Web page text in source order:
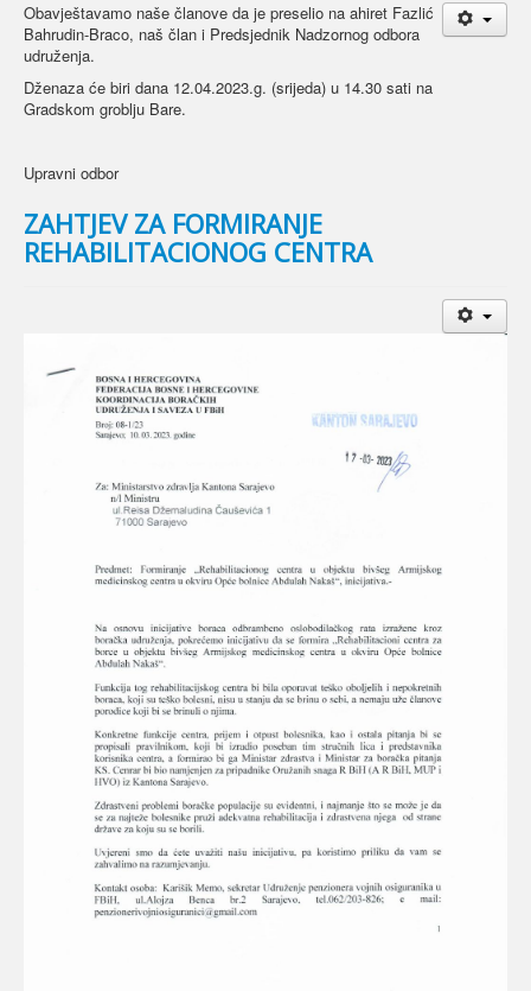
Obavještavamo naše članove da je preselio na ahiret Fazlić
Bahrudin-Braco, naš član i Predsjednik Nadzornog odbora
udruženja.
Dženaza će biri dana 12.04.2023.g. (srijeda) u 14.30 sati na
Gradskom groblju Bare.
Upravni odbor
ZAHTJEV ZA FORMIRANJE
REHABILITACIONOG CENTRA